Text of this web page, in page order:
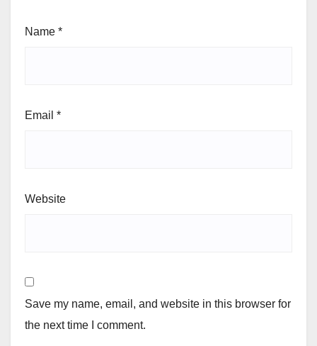
Name *
Email *
Website
Save my name, email, and website in this browser for
the next time I comment.